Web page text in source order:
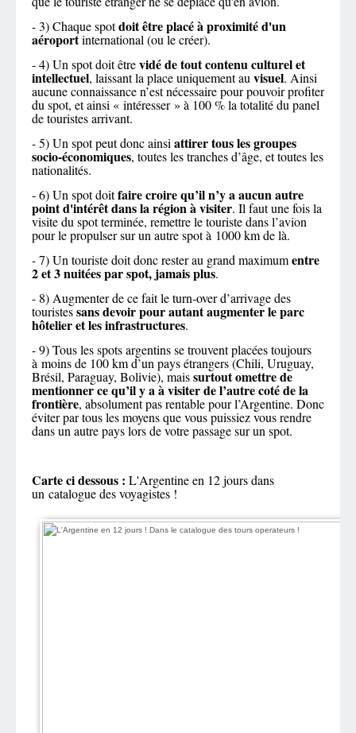
- 3) Chaque spotdoit être placé à proximité d'un
aéroportinternational (ou le créer).
- 4) Un spot doit êtrevidé de tout contenu culturel et
intellectuel, laissant la place uniquement auvisuel. Ainsi
aucune connaissance n’est nécessaire pour pouvoir profiter
du spot, et ainsi « intéresser » à 100 % la totalité du panel
de touristes arrivant.
- 5) Un spot peut donc ainsiattirer tous les groupes
socio-économiques, toutes les tranches d’âge, et toutes les
nationalités.
- 6) Un spot doitfaire croire qu’il n’y a aucun autre
point d'intérêt dans la région à visiter. Il faut une fois la
visite du spot terminée, remettre le touriste dans l’avion
pour le propulser sur un autre spot à 1000 km de là.
- 7) Un touriste doit donc rester au grand maximumentre
2 et 3 nuitées par spot, jamais plus.
- 8) Augmenter de ce fait le turn-over d’arrivage des
touristessans devoir pour autant augmenter le parc
hôtelier et les infrastructures.
- 9) Tous les spots argentins se trouvent placées toujours
à moins de 100 km d’un pays étrangers (Chili, Uruguay,
Brésil, Paraguay, Bolivie), maissurtout omettre de
mentionner ce qu’il y a à visiter de l’autre coté de la
frontière, absolument pas rentable pour l’Argentine. Donc
éviter par tous les moyens que vous puissiez vous rendre
dans un autre pays lors de votre passage sur un spot.
Carte ci dessous : L'Argentine en 12 jours dans
un catalogue des voyagistes !